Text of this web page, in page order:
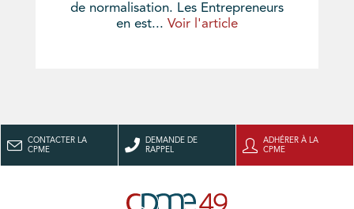
de normalisation. Les Entrepreneurs
en est... Voir l'article
CONTACTER LA
CPME
DEMANDE DE
RAPPEL
ADHÉRER À LA
CPME